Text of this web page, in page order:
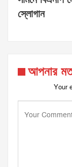
স্লোগান
আপনার
Your